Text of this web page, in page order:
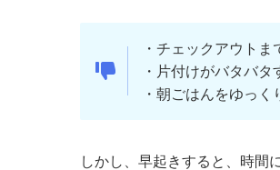
・チェックアウトま
・片付けがバタバタ
・朝ごはんをゆっ
しかし、早起きすると、 時間